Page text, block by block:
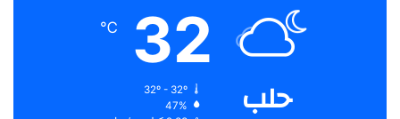
حلب
32
℃
32º - 32º
47%